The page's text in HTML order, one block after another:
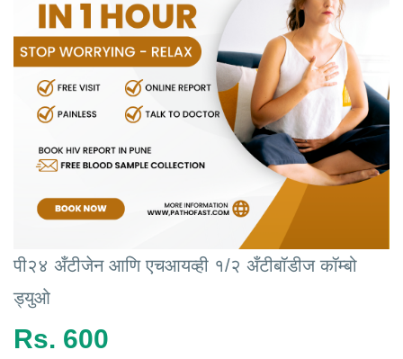
पी२४ अँटीजेन आणि एचआयव्ही १/२ अँटीबॉडीज कॉम्बो
ड्युओ
Rs. 600